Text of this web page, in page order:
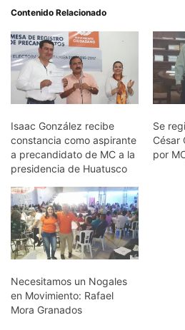
Contenido Relacionado
Isaac González recibe
constancia como aspirante
a precandidato de MC a la
presidencia de Huatusco
Se
César
por
Necesitamos un Nogales
en Movimiento: Rafael
Mora Granados